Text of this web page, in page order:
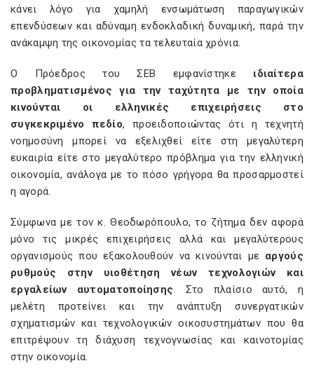
κάνει λόγο για χαμηλή ενσωμάτωση παραγωγικών
επενδύσεων και αδύναμη ενδοκλαδική δυναμική, παρά την
ανάκαμψη της οικονομίας τα τελευταία χρόνια.
Ο Πρόεδρος του ΣΕΒ εμφανίστηκε ιδιαίτερα
προβληματισμένος για την ταχύτητα με την οποία
κινούνται οι ελληνικές επιχειρήσεις στο
συγκεκριμένο πεδίο, προειδοποιώντας ότι η τεχνητή
νοημοσύνη μπορεί να εξελιχθεί είτε στη μεγαλύτερη
ευκαιρία είτε στο μεγαλύτερο πρόβλημα για την ελληνική
οικονομία, ανάλογα με το πόσο γρήγορα θα προσαρμοστεί
η αγορά.
Σύμφωνα με τον κ. Θεοδωρόπουλο, το ζήτημα δεν αφορά
μόνο τις μικρές επιχειρήσεις αλλά και μεγαλύτερους
οργανισμούς που εξακολουθούν να κινούνται με αργούς
ρυθμούς στην υιοθέτηση νέων τεχνολογιών και
εργαλείων αυτοματοποίησης. Στο πλαίσιο αυτό, η
μελέτη προτείνει και την ανάπτυξη συνεργατικών
σχηματισμών και τεχνολογικών οικοσυστημάτων που θα
επιτρέψουν τη διάχυση τεχνογνωσίας και καινοτομίας
στην οικονομία.